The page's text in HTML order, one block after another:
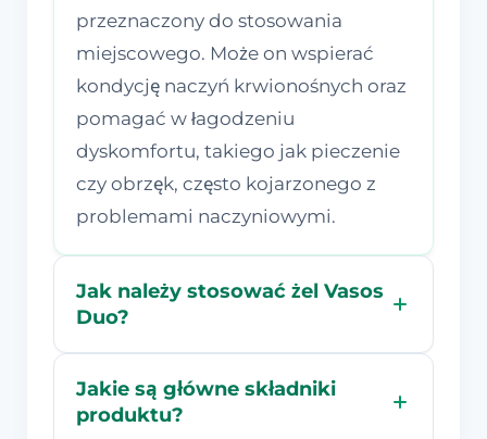
przeznaczony do stosowania
miejscowego. Może on wspierać
kondycję naczyń krwionośnych oraz
pomagać w łagodzeniu
dyskomfortu, takiego jak pieczenie
czy obrzęk, często kojarzonego z
problemami naczyniowymi.
Jak należy stosować żel Vasos
Duo?
Jakie są główne składniki
produktu?